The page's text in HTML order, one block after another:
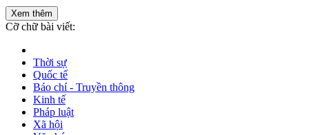
Xem thêm
Cỡ chữ bài viết:
Thời sự
Quốc tế
Báo chí - Truyền thông
Kinh tế
Pháp luật
Xã hội